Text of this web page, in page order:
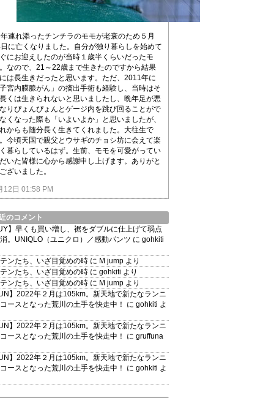
連れ添ったチンチラのモモが老衰のため５月
に亡くなりました。自分が独り暮らしを始めて
にお迎えしたのが当時１歳半くらいだったモ
なので、21～22歳まで生きたのですから結果
は長生きだったと思います。ただ、2011年に
子宮内膜腺がん」の摘出手術も経験し、当時はそ
くは生きられないと思いましたし、晩年足が悪
りぴょんぴょんとゲージ内を跳び回ることがで
くなった際も「いよいよか」と思いましたが、
からも随分長く生きてくれました。大往生で
今頃天国で親父とウサギのチョシ坊に会えて楽
暮らしているはず。生前、モモを可愛がってい
いた皆様に心から感謝申し上げます。ありがと
ざいました。
12日 01:58 PM
のコメント
】早くも買い増し、裾をダブルに仕上げて弱点
。UNIQLO（ユニクロ）／感動パンツ に gohkiti
ンたち、いざ目覚めの時 に M jump より
ンたち、いざ目覚めの時 に gohkiti より
ンたち、いざ目覚めの時 に M jump より
】2022年２月は105km。新天地で新たなランニ
ースとなった荒川の土手を快走中！
に gohkiti よ
】2022年２月は105km。新天地で新たなランニ
ースとなった荒川の土手を快走中！
に gruffuna
】2022年２月は105km。新天地で新たなランニ
ースとなった荒川の土手を快走中！
に gohkiti よ